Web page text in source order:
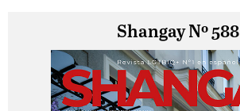
Shangay Nº 588